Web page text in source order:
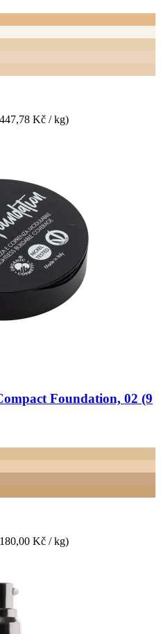
Kč / kg)
Foundation, 02 (9
Kč / kg)